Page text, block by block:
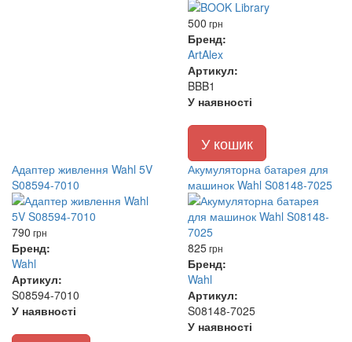
500 грн
Бренд:
ArtAlex
Артикул:
BBB1
У наявності
У кошик
Адаптер живлення Wahl 5V
S08594-7010
790 грн
Бренд:
Wahl
Артикул:
S08594-7010
У наявності
Акумуляторна батарея для
машинок Wahl S08148-7025
825грн
Бренд:
Wahl
Артикул:
S08148-7025
У наявності